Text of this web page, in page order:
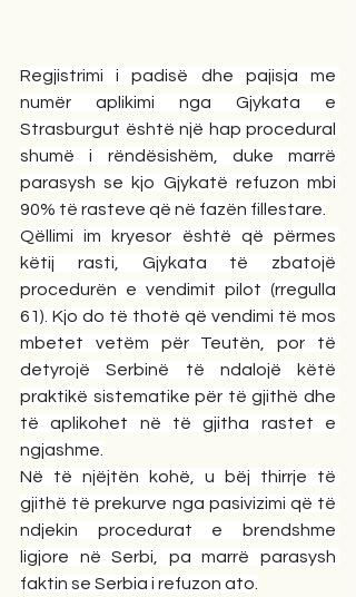
Regjistrimi i padisë dhe pajisja me
numër aplikimi nga Gjykata e
Strasburgut është një hap procedural
shumë i rëndësishëm, duke marrë
parasysh se kjo Gjykatë refuzon mbi
90% të rasteve që në fazën fillestare.
Qëllimi im kryesor është që përmes
këtij rasti, Gjykata të zbatojë
procedurën e vendimit pilot (rregulla
61). Kjo do të thotë që vendimi të mos
mbetet vetëm për Teutën, por të
detyrojë Serbinë të ndalojë këtë
praktikë sistematike për të gjithë dhe
të aplikohet në të gjitha rastet e
ngjashme.
Në të njëjtën kohë, u bëj thirrje të
gjithë të prekurve nga pasivizimi që të
ndjekin procedurat e brendshme
ligjore në Serbi, pa marrë parasysh
faktin se Serbia i refuzon ato.